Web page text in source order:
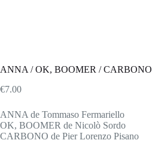
ANNA / OK, BOOMER / CARBONO
€7.00
ANNA de Tommaso Fermariello
OK, BOOMER de Nicolò Sordo
CARBONO de Pier Lorenzo Pisano